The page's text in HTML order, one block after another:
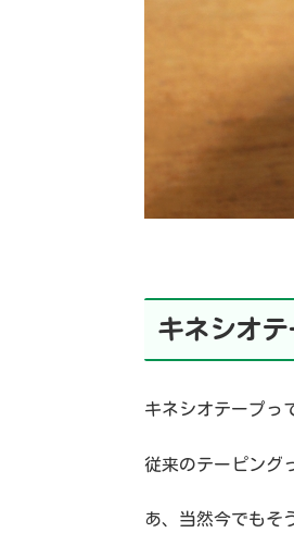
キネシオ
キネシオテープっ
従来のテーピング
あ、当然今でもそ